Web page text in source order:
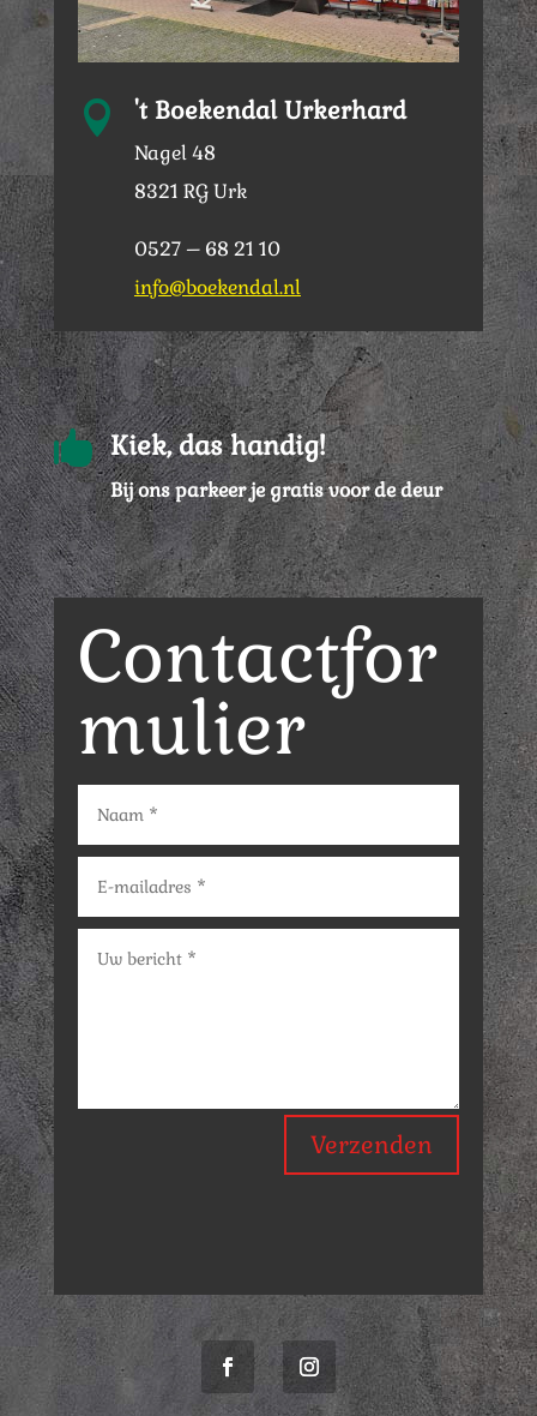
 't Boekendal Urkerhard
Nagel 48
8321 RG Urk
0527 – 68 21 10
info@boekendal.nl
 Kiek, das handig!
Bij ons parkeer je gratis voor de deur
Contactfor
mulier
Verzenden